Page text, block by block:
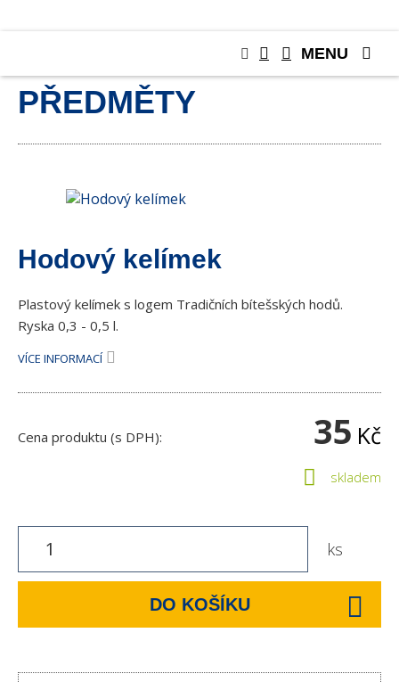
SBĚRATELSKÉ
PŘEDMĚTY
Hodový kelímek
Plastový kelímek s logem Tradičních bítešských hodů.
Ryska 0,3 - 0,5 l.
VÍCE INFORMACÍ
Cena produktu (s DPH): 35 Kč
skladem
ks
DO KOŠÍKU
MENU